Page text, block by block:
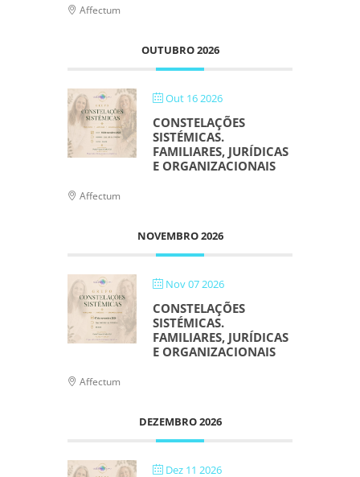
Affectum
OUTUBRO 2026
Out 16 2026
CONSTELAÇÕES
SISTÉMICAS.
FAMILIARES, JURÍDICAS
E ORGANIZACIONAIS
Affectum
NOVEMBRO 2026
Nov 07 2026
CONSTELAÇÕES
SISTÉMICAS.
FAMILIARES, JURÍDICAS
E ORGANIZACIONAIS
Affectum
DEZEMBRO 2026
Dez 11 2026